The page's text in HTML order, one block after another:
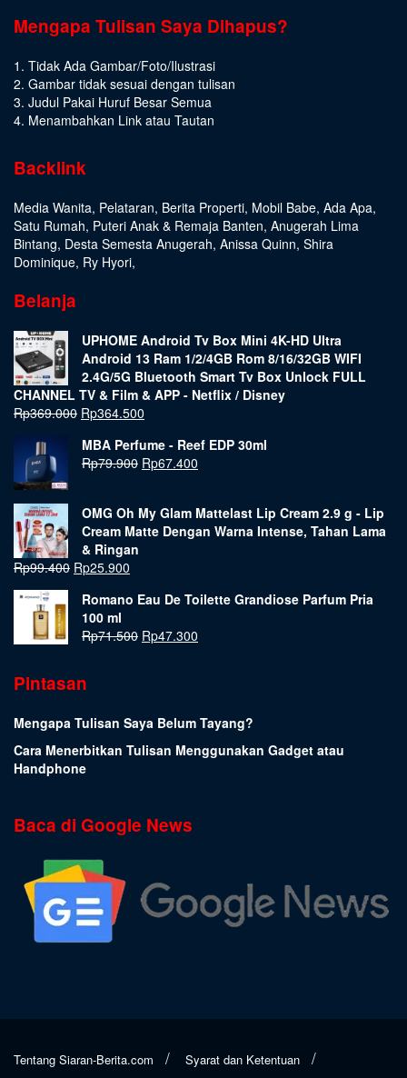
Mengapa Tulisan Saya Dihapus?
1. Tidak Ada Gambar/Foto/Ilustrasi
2. Gambar tidak sesuai dengan tulisan
3. Judul Pakai Huruf Besar Semua
4. Menambahkan Link atau Tautan
Backlink
Media Wanita, Pelataran, Berita Properti, Mobil Babe, Ada Apa,
Satu Rumah, Puteri Anak & Remaja Banten, Anugerah Lima
Bintang, Desta Semesta Anugerah, Anissa Quinn, Shira
Dominique, Ry Hyori,
Belanja
UPHOME Android Tv Box Mini 4K-HD Ultra
Android 13 Ram 1/2/4GB Rom 8/16/32GB WIFI
2.4G/5G Bluetooth Smart Tv Box Unlock FULL
CHANNEL TV & Film & APP - Netflix / Disney
Rp369.000 Rp364.500
MBA Perfume - Reef EDP 30ml
Rp79.900 Rp67.400
OMG Oh My Glam Mattelast Lip Cream 2.9 g - Lip
Cream Matte Dengan Warna Intense, Tahan Lama
& Ringan
Rp99.400 Rp25.900
Romano Eau De Toilette Grandiose Parfum Pria
100 ml
Rp71.500 Rp47.300
Pintasan
Mengapa Tulisan Saya Belum Tayang?
Cara Menerbitkan Tulisan Menggunakan Gadget atau
Handphone
Baca di Google News
Tentang Siaran-Berita.com
Syarat dan Ketentuan